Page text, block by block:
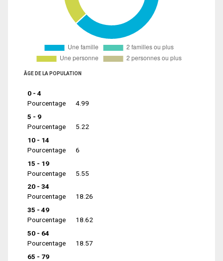
ÂGE DE LA POPULATION
0 - 4
Pourcentage
4.99
5 - 9
Pourcentage
5.22
10 - 14
Pourcentage
6
15 - 19
Pourcentage
5.55
20 - 34
Pourcentage
18.26
35 - 49
Pourcentage
18.62
50 - 64
Pourcentage
18.57
65 - 79